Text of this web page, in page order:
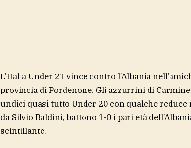
L’Italia Under 21 vince contro l’Albania
provincia di Pordenone. Gli azzurrini di
undici quasi tutto Under 20 con qualche
da Silvio Baldini, battono 1-0 i pari età
scintillante.